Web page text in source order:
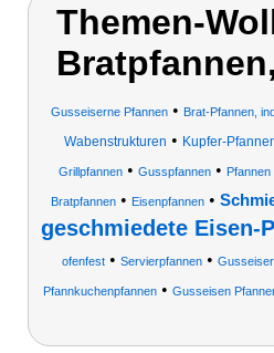
Themen-
Gusseiserne Pfannen• Brat-Pfannen,
Wabenstrukturen • Kupfer-
Grillpfannen• Gusspfannen• Pfannen
Bratpfannen • Eisenpfannen •
geschmiedete Eisen-
ofenfest• Servierpfannen•
Pfannkuchenpfannen • Gusseisen